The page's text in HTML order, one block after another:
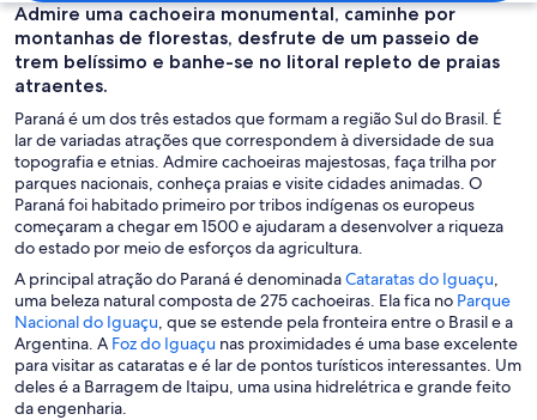
Admire uma cachoeira monumental, caminhe por
montanhas de florestas, desfrute de um passeio de
trem belíssimo e banhe-se no litoral repleto de praias
atraentes.
Paraná é um dos três estados que formam a região Sul do Brasil. É
lar de variadas atrações que correspondem à diversidade de sua
topografia e etnias. Admire cachoeiras majestosas, faça trilha por
parques nacionais, conheça praias e visite cidades animadas. O
Paraná foi habitado primeiro por tribos indígenas os europeus
começaram a chegar em 1500 e ajudaram a desenvolver a riqueza
do estado por meio de esforços da agricultura.
A principal atração do Paraná é denominadaCataratas do Iguaçu
b
r
e
e
m
uma beleza natural composta de 275 cachoeiras. Ela fica no Parque
Nacional do Iguaçu A
b
r
e
, que se estende pela fronteira entre o Brasil e a
Argentina. A Foz do Iguaçu A
b
r
nas proximidades é uma base excelente
para visitar as cataratas e é lar de pontos turísticos interessantes. Um
deles é a Barragem de Itaipu, uma usina hidrelétrica e grande feito
da engenharia.